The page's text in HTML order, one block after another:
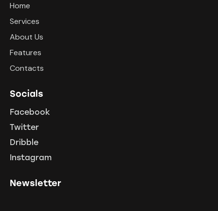
Home
Services
About Us
Features
Contacts
Socials
Facebook
Twitter
Dribble
Instagram
Newsletter